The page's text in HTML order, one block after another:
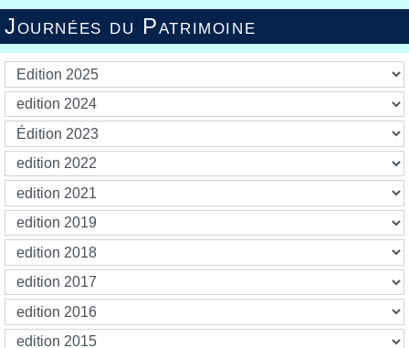
Journées du Patrimoine